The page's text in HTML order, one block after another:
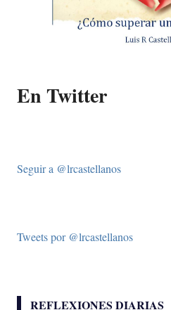
En Twitter
Seguir a @lrcastellanos
Tweets por @lrcastellanos
REFLEXIONES DIARIAS